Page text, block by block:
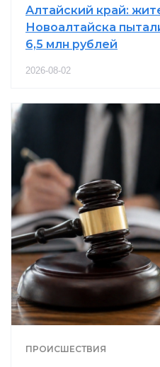
Алтайский край:
Новоалтайска
6,5 млн рублей
2026-08-02
ПРОИСШЕСТВИЯ